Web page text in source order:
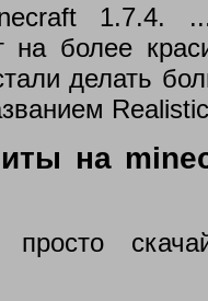
1.7.4.
на более
делать
на